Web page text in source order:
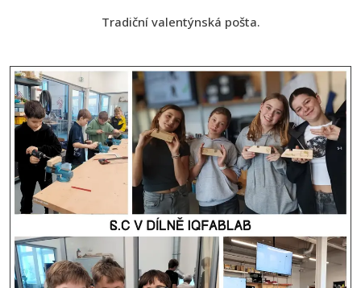
Tradiční valentýnská pošta.